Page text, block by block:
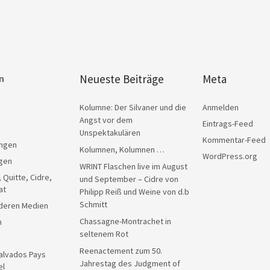
Quitte, Cidre,
Medien
Pays
Neueste Beiträge
Kolumne: Der Silvaner und die
Angst vor dem
Unspektakulären
Kolumnen, Kolumnen …
WRINT Flaschen live im August
und September – Cidre von
Philipp Reiß und Weine von d.b
Schmitt
Chassagne-Montrachet in
seltenem Rot
Reenactement zum 50.
Jahrestag des Judgment of
Meta
Anmelden
Eintrags-Feed
Kommentar-Feed
WordPress.org